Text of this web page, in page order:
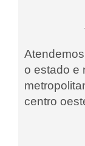
o estado e
centro